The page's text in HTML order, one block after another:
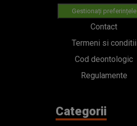
Gestionați preferințele
Contact
Termeni si conditii
Cod deontologic
Regulamente
Categorii